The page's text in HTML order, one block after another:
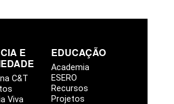
E
C&T
Viva
EDUCAÇÃO
Academia
ESERO
Recursos
Projetos